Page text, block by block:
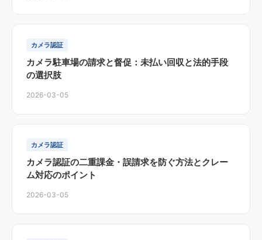
カメラ認証
カメラ駐車場の請求と督促：未払い回収と法的手段
の選択肢
2026-03-05
カメラ認証
カメラ認証の二重課金・誤請求を防ぐ方法とクレー
ム対応のポイント
2026-03-05